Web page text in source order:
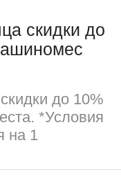
скидки до
до 10%
*Условия
на 1